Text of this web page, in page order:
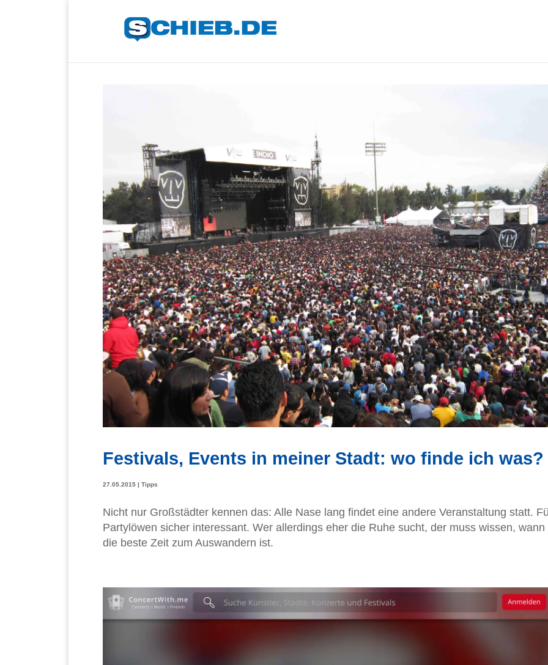
Festivals, Events in meiner Stadt: wo finde ich was?
27.05.2015 | Tipps
Nicht nur Großstädter kennen das: Alle Nase lang findet eine andere Veranstaltung statt.
Partylöwen sicher interessant. Wer allerdings eher die Ruhe sucht, der muss wissen, wann
die beste Zeit zum Auswandern ist.